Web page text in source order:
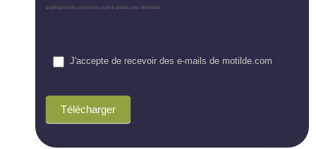
expliqueront comment sont traitées vos données.
J'accepte de recevoir des e-mails de motilde.com
Télécharger